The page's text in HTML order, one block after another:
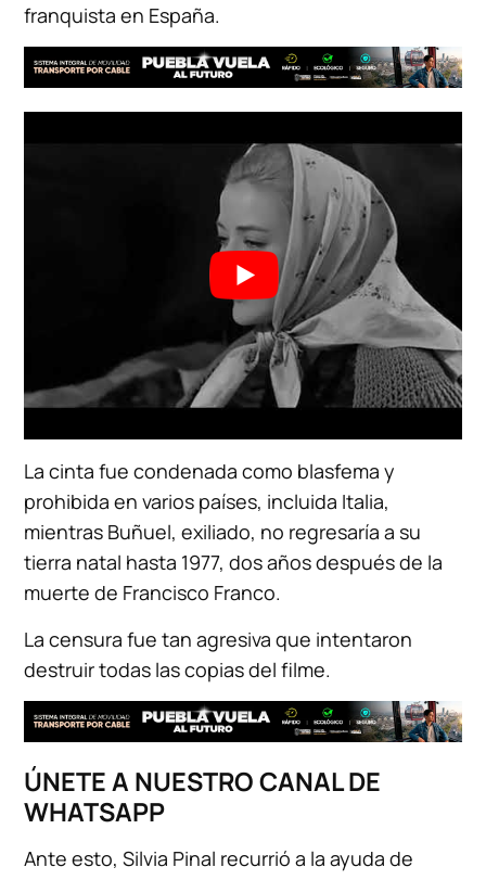
franquista en España.
La cinta fue condenada como blasfema y
prohibida en varios países, incluida Italia,
mientras Buñuel, exiliado, no regresaría a su
tierra natal hasta 1977, dos años después de la
muerte de Francisco Franco.
La censura fue tan agresiva que intentaron
destruir todas las copias del filme.
ÚNETE A NUESTRO CANAL DE
WHATSAPP
Ante esto, Silvia Pinal recurrió a la ayuda de